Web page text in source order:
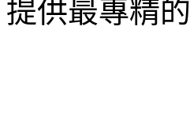
提供最專精的